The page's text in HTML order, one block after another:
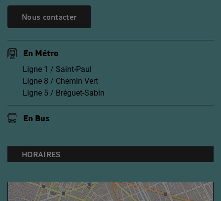
Nous contacter
En Métro
Ligne 1 / Saint-Paul
Ligne 8 / Chemin Vert
Ligne 5 / Bréguet-Sabin
En Bus
HORAIRES